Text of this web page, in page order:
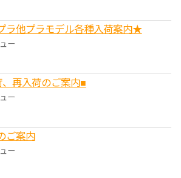
ラ他プラモデル各種入荷案内★
ー
再入荷のご案内■
ー
ご案内
ー